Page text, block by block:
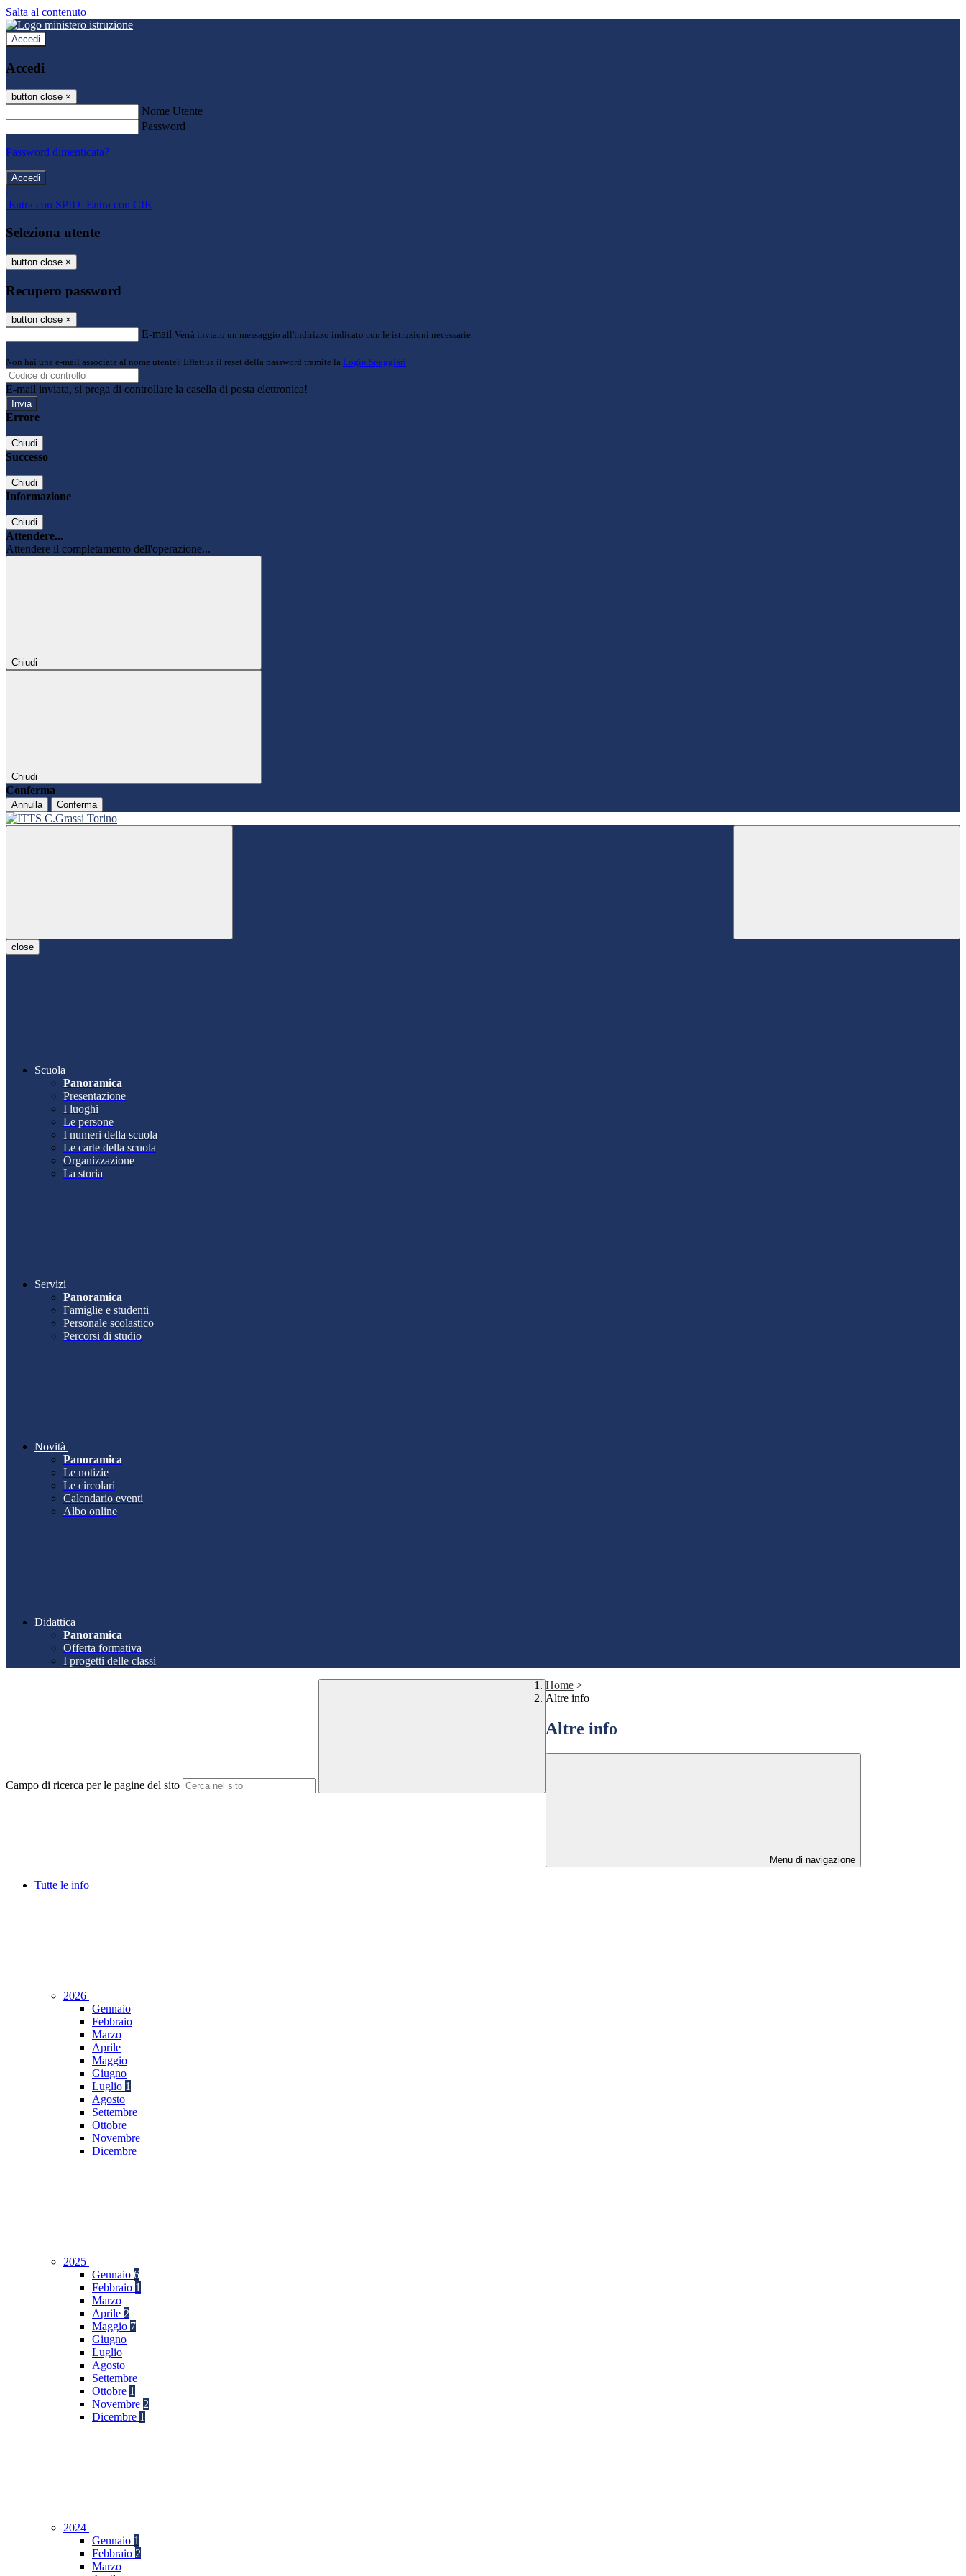
Salta al contenuto
Accedi
Accedi
button close ×
Nome Utente
Password
Password dimenticata?
-
Entra con SPID Entra con CIE
Seleziona utente
button close ×
Recupero password
button close ×
E-mail Verrà inviato un messaggio all'indirizzo indicato con le istruzioni necessarie.
Non hai una e-mail associata al nome utente? Effettua il reset della password tramite la Login Spaggiari
E-mail inviata, si prega di controllare la casella di posta elettronica!
Errore
Chiudi
Successo
Chiudi
Informazione
Chiudi
Attendere...
Attendere il completamento dell'operazione...
Chiudi
Chiudi
Conferma
Annulla Conferma
close
Scuola
Panoramica
Presentazione
I luoghi
Le persone
I numeri della scuola
Le carte della scuola
Organizzazione
La storia
Servizi
Panoramica
Famiglie e studenti
Personale scolastico
Percorsi di studio
Novità
Panoramica
Le notizie
Le circolari
Calendario eventi
Albo online
Didattica
Panoramica
Offerta formativa
I progetti delle classi
Campo di ricerca per le pagine del sito
Home >
Altre info
Altre info
Menu di navigazione
Tutte le info
2026
Gennaio
Febbraio
Marzo
Aprile
Maggio
Giugno
Luglio 1
Agosto
Settembre
Ottobre
Novembre
Dicembre
2025
Gennaio 6
Febbraio 1
Marzo
Aprile 2
Maggio 7
Giugno
Luglio
Agosto
Settembre
Ottobre 1
Novembre 2
Dicembre 1
2024
Gennaio 1
Febbraio 2
Marzo